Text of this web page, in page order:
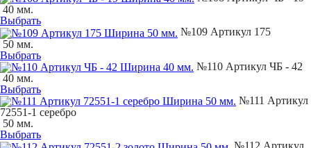
40 мм.
Выбрать
№109 Артикул 175
50 мм.
Выбрать
№110 Артикул ЧБ - 42
40 мм.
Выбрать
№111 Артикул
72551-1 серебро
50 мм.
Выбрать